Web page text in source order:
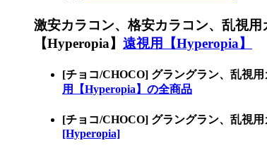
激安カラコン、格安カラコン、乱視
【Hyperopia】 遠視用【Hyperopia】
[チョコ/CHOCO] グラングラン、乱視
用【Hyperopia】の全商品
[チョコ/CHOCO] グラングラン、乱視
[Hyperopia]